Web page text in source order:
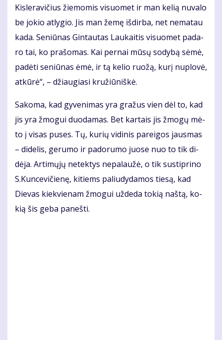
Kis­le­ra­vi­čius žie­mo­mis vi­suo­met ir man ke­lią nu­va­lo
be jo­kio at­ly­gio. Jis man že­mę iš­dir­ba, net ne­ma­tau
ka­da. Se­niū­nas Gin­tau­tas Lau­kai­tis vi­suo­met pa­da­
ro tai, ko pra­šo­mas. Kai per­nai mū­sų so­dy­bą sė­mė,
pa­dė­ti se­niū­nas ėmė, ir tą ke­lio ruo­žą, ku­rį nu­plo­vė,
at­kū­rė“, – džiau­gia­si kru­žiū­niš­kė.
Sa­ko­ma, kad gy­ve­ni­mas yra gra­žus vien dėl to, kad
jis yra žmo­gui duo­da­mas. Bet kar­tais jis žmo­gų mė­
to į vi­sas pu­ses. Tų, ku­rių vi­di­nis pa­rei­gos jaus­mas
– di­de­lis, ge­ru­mo ir pa­do­ru­mo juo­se nuo to tik di­
dė­ja. Ar­ti­mų­jų ne­tek­tys ne­pa­lau­žė, o tik su­stip­ri­no
S.Kun­ce­vi­čie­nę, ki­tiems pa­liu­dy­da­mos tie­są, kad
Die­vas kiek­vie­nam žmo­gui už­de­da to­kią naš­tą, ko­
kią šis ge­ba pa­neš­ti.